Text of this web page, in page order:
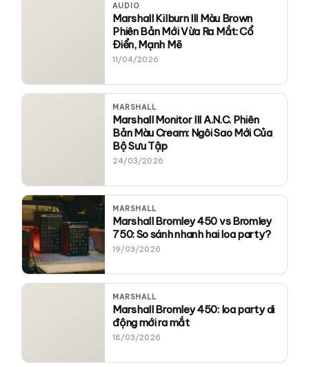
AUDIO
Marshall Kilburn III Màu Brown
Phiên Bản Mới Vừa Ra Mắt: Cổ
Điển, Mạnh Mẽ
11/04/2026
MARSHALL
Marshall Monitor III A.N.C. Phiên
Bản Màu Cream: Ngôi Sao Mới Của
Bộ Sưu Tập
24/03/2026
MARSHALL
Marshall Bromley 450 vs Bromley
750: So sánh nhanh hai loa party?
19/03/2026
MARSHALL
Marshall Bromley 450: loa party di
động mới ra mắt
18/03/2026